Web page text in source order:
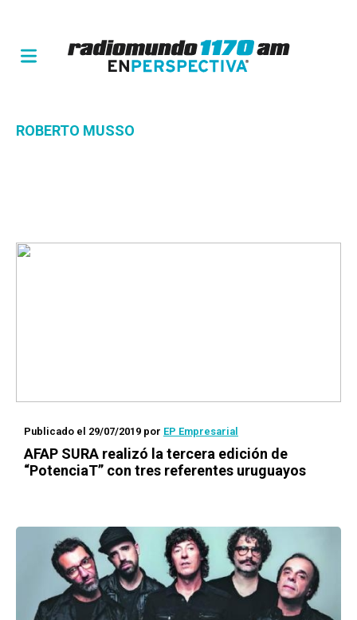
ROBERTO MUSSO
Publicado el 29/07/2019 por EP Empresarial
AFAP SURA realizó la tercera edición de
“PotenciaT” con tres referentes uruguayos